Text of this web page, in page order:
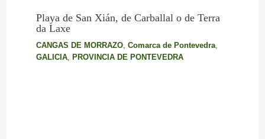
Playa de San Xián, de Carballal o de Terra
da Laxe
CANGAS DE MORRAZO, Comarca de Pontevedra,
GALICIA, PROVINCIA DE PONTEVEDRA